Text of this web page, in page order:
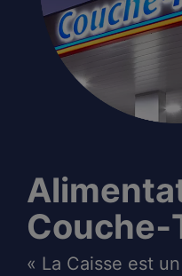
« La Caisse est